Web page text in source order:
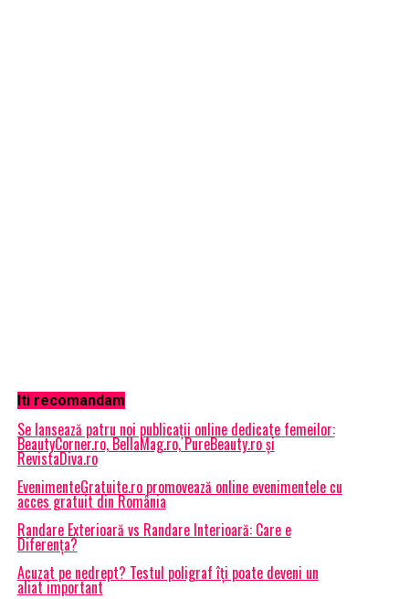
Iti recomandam
Se lansează patru noi publicații online dedicate femeilor:
BeautyCorner.ro, BellaMag.ro, PureBeauty.ro și
RevistaDiva.ro
EvenimenteGratuite.ro promovează online evenimentele cu
acces gratuit din România
Randare Exterioară vs Randare Interioară: Care e
Diferența?
Acuzat pe nedrept? Testul poligraf îţi poate deveni un
aliat important